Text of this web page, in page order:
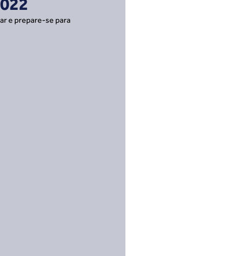
e prepare-se para